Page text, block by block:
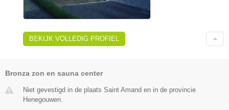
BEKIJK VOLLEDIG PROFIEL
Bronza zon en sauna center
Niet gevestigd in de plaats Saint Amand en in de provincie
Henegouwen.